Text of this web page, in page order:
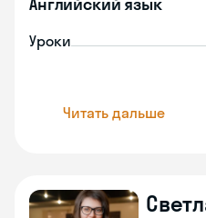
Уроки
Читать дальше